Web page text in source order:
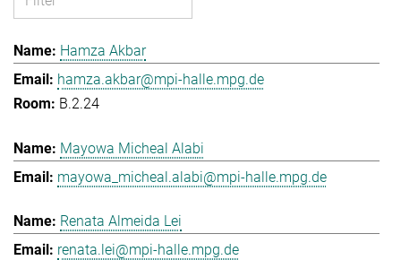
Hamza Akbar
hamza.akbar@mpi-halle.mpg.de
B.2.24
Mayowa Micheal Alabi
mayowa_micheal.alabi@mpi-halle.mpg.de
Renata Almeida Lei
renata.lei@mpi-halle.mpg.de